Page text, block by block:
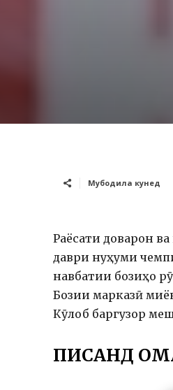
Мубодила кунед
Раёсати доварон
даври нуҳуми
навбатии бозиҳо
Бозии марказӣ
Кӯлоб баргузор
ПИСАНД